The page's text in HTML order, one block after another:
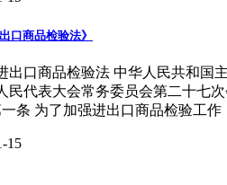
口商品检验法》
出口商品检验法 中华人民共和
民代表大会常务委员会第二十
加强进出口商品检验工作
15